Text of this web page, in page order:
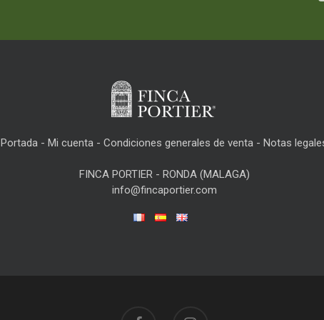
Portada - Mi cuenta - Condiciones generales de venta - Notas
FINCA PORTIER - RONDA (MALAGA)
info@fincaportier.com